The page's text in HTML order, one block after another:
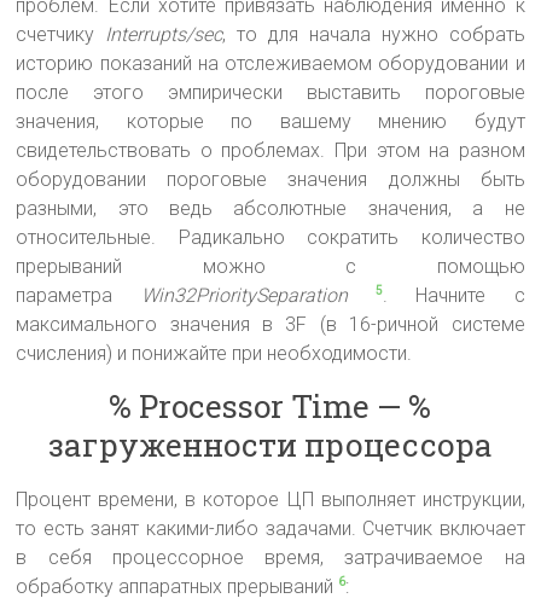
проблем. Если хотите привязать наблюдения именно к
счетчику Interrupts/sec, то для начала нужно собрать
историю показаний на отслеживаемом оборудовании и
после этого эмпирически выставить пороговые
значения, которые по вашему мнению будут
свидетельствовать о проблемах. При этом на разном
оборудовании пороговые значения должны быть
разными, это ведь абсолютные значения, а не
относительные. Радикально сократить количество
прерываний можно с помощью
параметра
Win32PrioritySeparation 5
. Начните с
максимального значения в 3F (в 16-ричной системе
счисления) и понижайте при необходимости.
% Processor Time — %
загруженности процессора
Процент времени, в которое ЦП выполняет инструкции,
то есть занят какими-либо задачами. Счетчик включает
в себя процессорное время, затрачиваемое на
обработку аппаратных прерываний 6: